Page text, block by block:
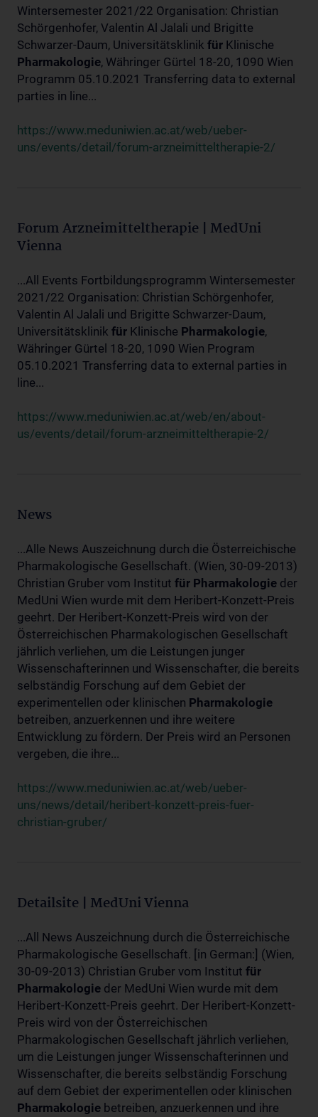
Wintersemester 2021/22 Organisation: Christian
Schörgenhofer, Valentin Al Jalali und Brigitte
Schwarzer-Daum, Universitätsklinik für Klinische
Pharmakologie, Währinger Gürtel 18-20, 1090 Wien
Programm 05.10.2021 Transferring data to external
parties in line...
https://www.meduniwien.ac.at/web/ueber-
uns/events/detail/forum-arzneimitteltherapie-2/
Forum Arzneimitteltherapie | MedUni
Vienna
...All Events Fortbildungsprogramm Wintersemester
2021/22 Organisation: Christian Schörgenhofer,
Valentin Al Jalali und Brigitte Schwarzer-Daum,
Universitätsklinik für Klinische Pharmakologie,
Währinger Gürtel 18-20, 1090 Wien Program
05.10.2021 Transferring data to external parties in
line...
https://www.meduniwien.ac.at/web/en/about-
us/events/detail/forum-arzneimitteltherapie-2/
News
...Alle News Auszeichnung durch die Österreichische
Pharmakologische Gesellschaft. (Wien, 30-09-2013)
Christian Gruber vom Institut für Pharmakologie der
MedUni Wien wurde mit dem Heribert-Konzett-Preis
geehrt. Der Heribert-Konzett-Preis wird von der
Österreichischen Pharmakologischen Gesellschaft
jährlich verliehen, um die Leistungen junger
Wissenschafterinnen und Wissenschafter, die bereits
selbständig Forschung auf dem Gebiet der
experimentellen oder klinischen Pharmakologie
betreiben, anzuerkennen und ihre weitere
Entwicklung zu fördern. Der Preis wird an Personen
vergeben, die ihre...
https://www.meduniwien.ac.at/web/ueber-
uns/news/detail/heribert-konzett-preis-fuer-
christian-gruber/
Detailsite | MedUni Vienna
...All News Auszeichnung durch die Österreichische
Pharmakologische Gesellschaft. [in German:] (Wien,
30-09-2013) Christian Gruber vom Institut für
Pharmakologie der MedUni Wien wurde mit dem
Heribert-Konzett-Preis geehrt. Der Heribert-Konzett-
Preis wird von der Österreichischen
Pharmakologischen Gesellschaft jährlich verliehen,
um die Leistungen junger Wissenschafterinnen und
Wissenschafter, die bereits selbständig Forschung
auf dem Gebiet der experimentellen oder klinischen
Pharmakologie betreiben, anzuerkennen und ihre